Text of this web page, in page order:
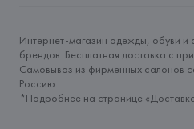
Интернет-магазин одежды, обуви и
брендов. Бесплатная доставка с
Самовывоз из фирменных салонов
Россию.
*Подробнее на странице «